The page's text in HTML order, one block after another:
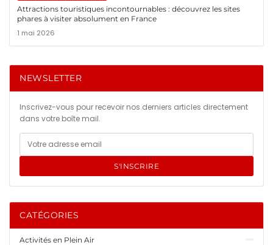
Attractions touristiques incontournables : découvrez les sites
phares à visiter absolument en France
1 mai 2026
NEWSLETTER
Inscrivez-vous pour recevoir nos derniers articles directement
dans votre boîte mail.
S'INSCRIRE
CATÉGORIES
Activités en Plein Air